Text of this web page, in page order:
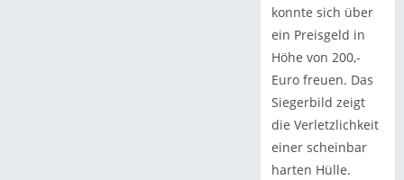
konnte sich über
ein Preisgeld in
Höhe von 200,-
Euro freuen. Das
Siegerbild zeigt
die Verletzlichkeit
einer scheinbar
harten Hülle.